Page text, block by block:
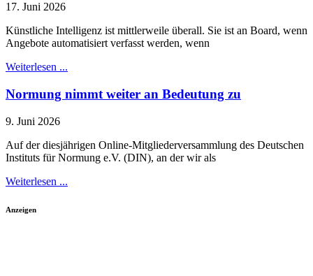
17. Juni 2026
Künstliche Intelligenz ist mittlerweile überall. Sie ist an Board, wenn
Angebote automatisiert verfasst werden, wenn
Weiterlesen ...
Normung nimmt weiter an Bedeutung zu
9. Juni 2026
Auf der diesjährigen Online-Mitgliederversammlung des Deutschen
Instituts für Normung e.V. (DIN), an der wir als
Weiterlesen ...
Anzeigen